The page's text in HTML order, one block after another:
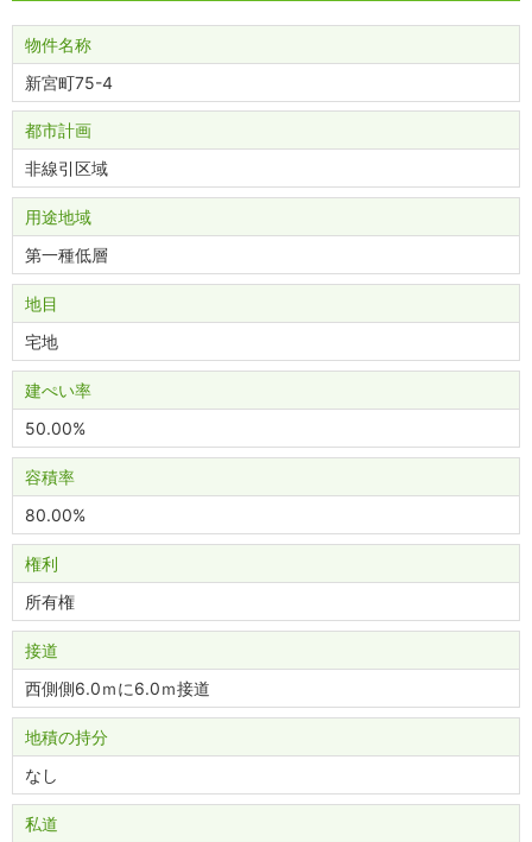
物件名称
新宮町75-4
都市計画
非線引区域
用途地域
第一種低層
地目
宅地
建ぺい率
50.00%
容積率
80.00%
権利
所有権
接道
西側側6.0ｍに6.0ｍ接道
地積の持分
なし
私道